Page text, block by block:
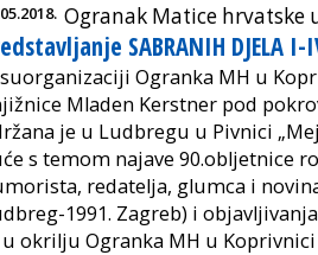
Ogranak Matice hrvatske
SABRANIH DJELA
Ogranka MH u
Mladen Kerstner pod
je u Ludbregu u Pivnici
s temom najave 90.obljetnice
redatelja, glumca i
1991. Zagreb) i
u okrilju Ogranka MH u